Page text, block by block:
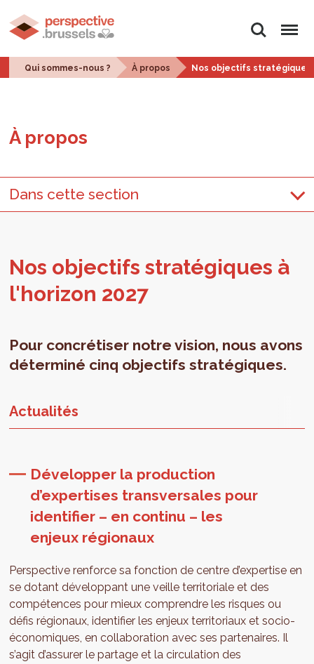
Rechercher
Menu
Qui sommes-nous ? À propos Nos objectifs stratégiques
À pro­pos
Dans cette section
Nos objec­tifs stra­té­giques à
l'ho­ri­zon 2027
Pour concrétiser notre vision, nous avons
déterminé cinq objectifs stratégiques.
Actualités
Développer la production
d’expertises transversales pour
identifier – en continu – les
enjeux régionaux
Perspective renforce sa fonction de centre d’expertise en
se dotant développant une veille territoriale et des
compétences pour mieux comprendre les risques ou
défis régionaux, identifier les enjeux territoriaux et socio-
économiques, en collaboration avec ses partenaires. Il
s’agit d’assurer le partage et la circulation des